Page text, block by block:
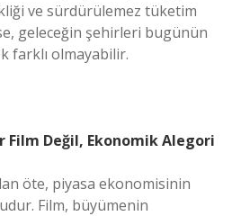
ve sürdürülemez tüketim
geleceğin şehirleri bugünün
farklı olmayabilir.
Film Değil, Ekonomik Alegori
öte, piyasa ekonomisinin
Film, büyümenin